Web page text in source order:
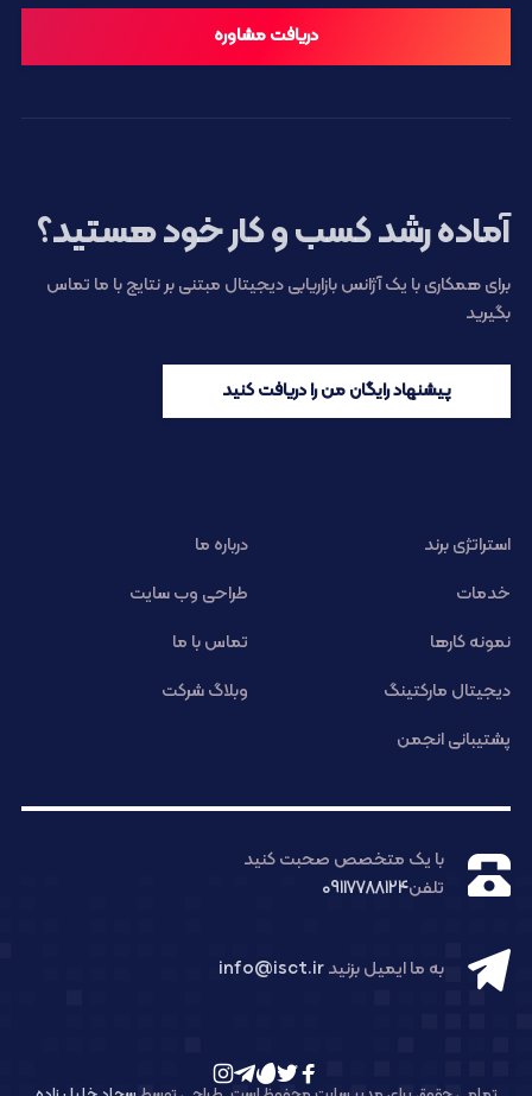
دریافت مشاوره
آماده رشد کسب و کار خود هستید؟
برای همکاری با یک آژانس بازاریابی دیجیتال مبتنی بر نتایج با ما تماس
بگیرید
پیشنهاد رایگان من را دریافت کنید
استراتژی برند
درباره ما
خدمات
طراحی وب سایت
نمونه کارها
تماس با ما
دیجیتال مارکتینگ
وبلاگ شرکت
پشتیبانی انجمن
با یک متخصص صحبت کنید
تلفن09117788124
به ما ایمیل بزنیدinfo@isct.ir